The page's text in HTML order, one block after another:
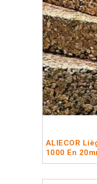
ALIECOR
1000 En